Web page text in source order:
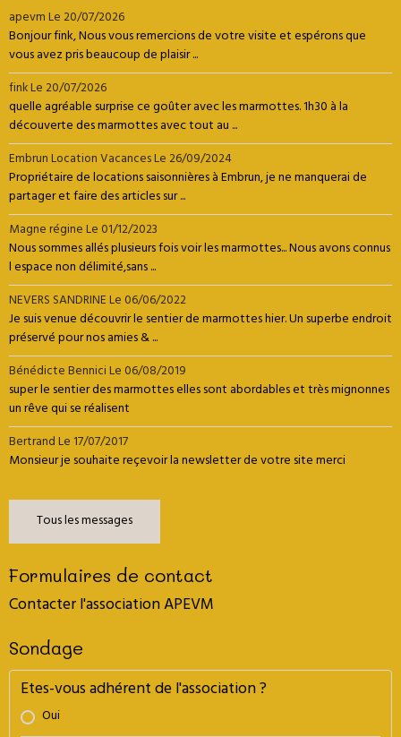
apevmLe 20/07/2026
Bonjour fink, Nous vous remercions de votre visite et espérons que
vous avez pris beaucoup de plaisir ...
finkLe 20/07/2026
quelle agréable surprise ce goûter avec les marmottes. 1h30 à la
découverte des marmottes avec tout au ...
Embrun Location VacancesLe 26/09/2024
Propriétaire de locations saisonnières à Embrun, je ne manquerai de
partager et faire des articles sur ...
Magne régineLe 01/12/2023
Nous sommes allés plusieurs fois voir les marmottes... Nous avons connus
l espace non délimité,sans ...
NEVERS SANDRINELe 06/06/2022
Je suis venue découvrir le sentier de marmottes hier. Un superbe endroit
préservé pour nos amies & ...
Bénédicte BenniciLe 06/08/2019
super le sentier des marmottes elles sont abordables et très mignonnes
un rêve qui se réalisent
BertrandLe 17/07/2017
Monsieur je souhaite reçevoir la newsletter de votre site merci
Tous les messages
Formulaires de contact
Contacter l'association APEVM
Sondage
Etes-vous adhérent de l'association ?
Oui